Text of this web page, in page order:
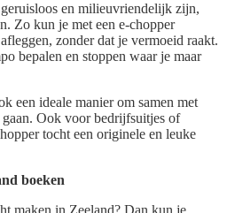
en milieuvriendelijk zijn,
Zo kun je met een e-chopper
zonder dat je vermoeid raakt.
bepalen en stoppen waar je maar
een ideale manier om samen met
Ook voor bedrijfsuitjes of
tocht een originele en leuke
boeken